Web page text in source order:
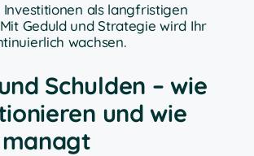
Investitionen als langfristigen
Geduld und Strategie wird Ihr
wachsen.
Schulden – wie
und wie